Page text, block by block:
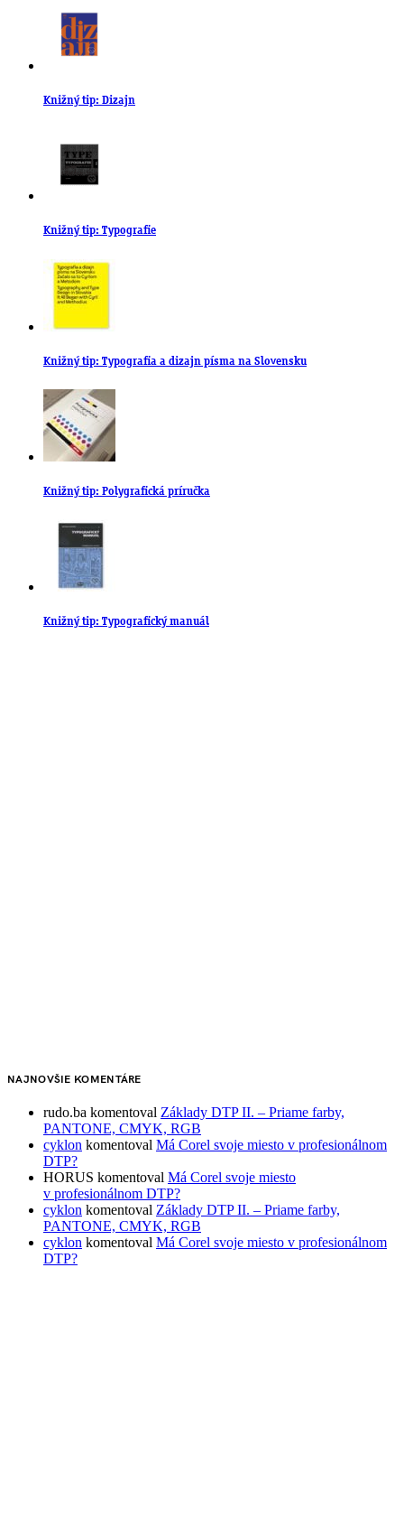
Knižný tip: Dizajn
Knižný tip: Typografie
Knižný tip: Typografia a dizajn písma na Slovensku
Knižný tip: Polygrafická príručka
Knižný tip: Typografický manuál
NAJNOVŠIE KOMENTÁRE
rudo.ba komentoval Základy DTP II. – Priame farby,
PANTONE, CMYK, RGB
cyklon komentoval Má Corel svoje miesto v profesionálnom
DTP?
HORUS komentoval Má Corel svoje miesto
v profesionálnom DTP?
cyklon komentoval Základy DTP II. – Priame farby,
PANTONE, CMYK, RGB
cyklon komentoval Má Corel svoje miesto v profesionálnom
DTP?